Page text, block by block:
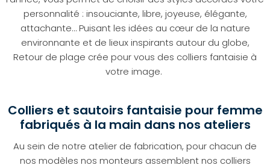
personnalité : insouciante, libre, joyeuse, élégante,
attachante… Puisant les idées au cœur de la nature
environnante et de lieux inspirants autour du globe,
Retour de plage crée pour vous des colliers fantaisie à
votre image.
Colliers et sautoirs fantaisie pour femme
fabriqués à la main dans nos ateliers
Au sein de notre atelier de fabrication, pour chacun de
nos modèles nos monteurs assemblent nos colliers